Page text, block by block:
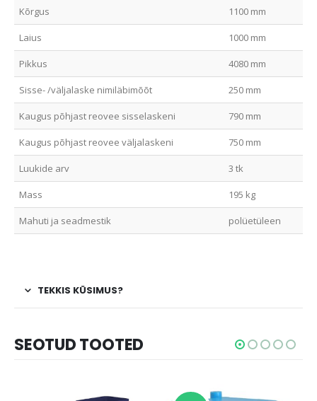
Kõrgus 1100 mm
Laius 1000 mm
Pikkus 4080 mm
Sisse- /väljalaske nimiläbimõõt 250 mm
Kaugus põhjast reovee sisselaskeni 790 mm
Kaugus põhjast reovee väljalaskeni 750 mm
Luukide arv 3 tk
Mass 195 kg
Mahuti ja seadmestik polüetüleen
TEKKIS KÜSIMUS?
SEOTUD TOOTED